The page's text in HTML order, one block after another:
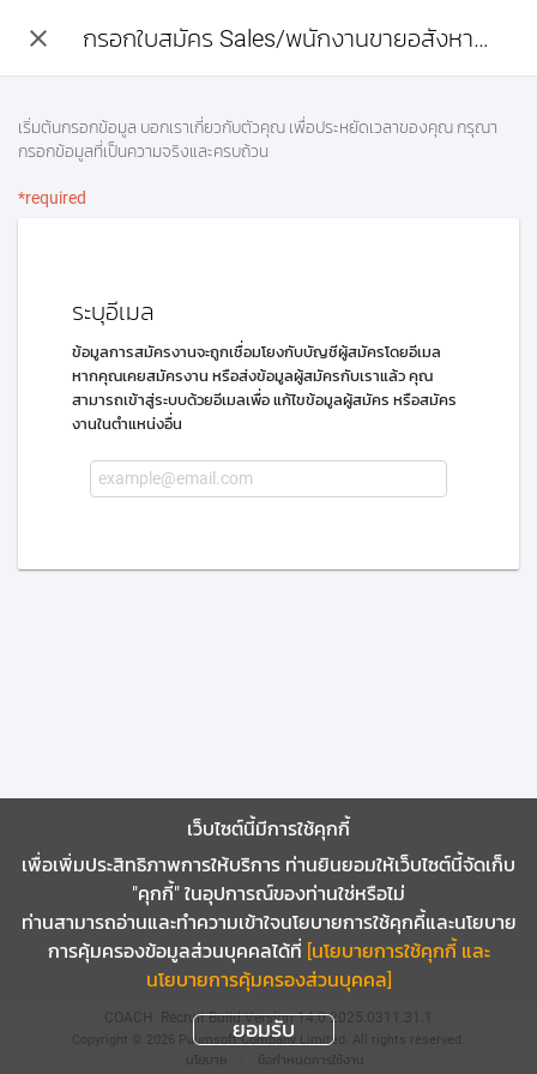
close กรอกใบสมัคร Sales/พนักงานขายอสังหาริมทรัพย์ (บ้านเดี่ยว)
เริ่มต้นกรอกข้อมูล บอกเราเกี่ยวกับตัวคุณ เพื่อประหยัดเวลาของคุณ กรุณา
กรอกข้อมูลที่เป็นความจริงและครบถ้วน
*required
ระบุอีเมล
ข้อมูลการสมัครงานจะถูกเชื่อมโยงกับบัญชีผู้สมัครโดยอีเมล
หากคุณเคยสมัครงาน หรือส่งข้อมูลผู้สมัครกับเราแล้ว คุณ
สามารถเข้าสู่ระบบด้วยอีเมลเพื่อ แก้ไขข้อมูลผู้สมัคร หรือสมัคร
งานในตำแหน่งอื่น
COACH Recruit Build Version 14.0.2025.0311.31.1
Copyright © 2026 Puumsoft Company Limited.
All rights reserved.
นโยบาย
ข้อกำหนดการใช้งาน
เว็บไซต์นี้มีการใช้คุกกี้
เพื่อเพิ่มประสิทธิภาพการให้บริการ ท่านยินยอมให้เว็บไซต์นี้จัดเก็บ
"คุกกี้" ในอุปการณ์ของท่านใช่หรือไม่
ท่านสามารถอ่านและทำความเข้าใจนโยบายการใช้คุกคี้และนโยบาย
การคุ้มครองข้อมูลส่วนบุคคลได้ที่ [นโยบายการใช้คุกกี้ และ
นโยบายการคุ้มครองส่วนบุคคล]
ยอมรับ